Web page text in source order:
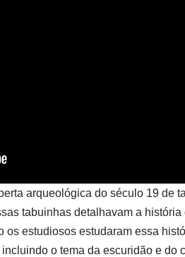
arqueológica do século 19 de
tabuinhas detalhavam a
os estudiosos estudaram essa
o tema da escuridão e do